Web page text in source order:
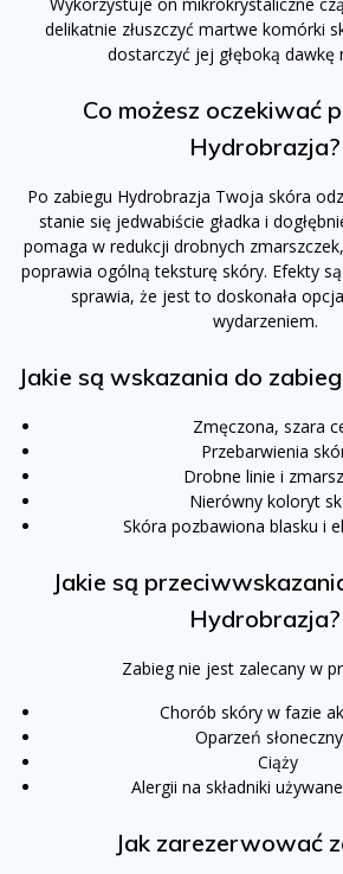
delikatnie złuszczyć martwe komórki
dostarczyć jej głęboką dawkę
Co możesz oczekiwać
Hydrobrazja?
Po zabiegu Hydrobrazja Twoja skóra
stanie się jedwabiście gładka i
pomaga w redukcji drobnych
poprawia ogólną teksturę skóry. Efekty
sprawia, że jest to doskonała
wydarzeniem.
Jakie są wskazania do
Zmęczona, szara
Przebarwienia
Drobne linie i
Nierówny koloryt
Skóra pozbawiona blasku i
Jakie są
Hydrobrazja?
Zabieg nie jest zalecany w
Chorób skóry w fazie
Oparzeń
Ciąży
Alergii na składniki
Jak zarezerwować